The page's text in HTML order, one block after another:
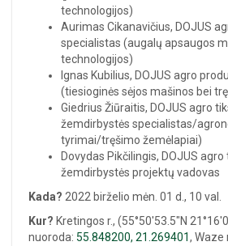
technologijos)
Aurimas Cikanavičius, DOJUS
specialistas (augalų apsaugos
technologijos)
Ignas Kubilius, DOJUS agro
(tiesioginės sėjos mašinos bei
Giedrius Žiūraitis, DOJUS agro
žemdirbystės specialistas/
tyrimai/tręšimo žemėlapiai)
Dovydas Pikčilingis, DOJUS
žemdirbystės projektų vadovas
Kada? 2022 birželio mėn. 01 d., 10 val.
Kur? Kretingos r., (55°50'53.5"N
nuoroda: 55.848200, 21.269401, Waze